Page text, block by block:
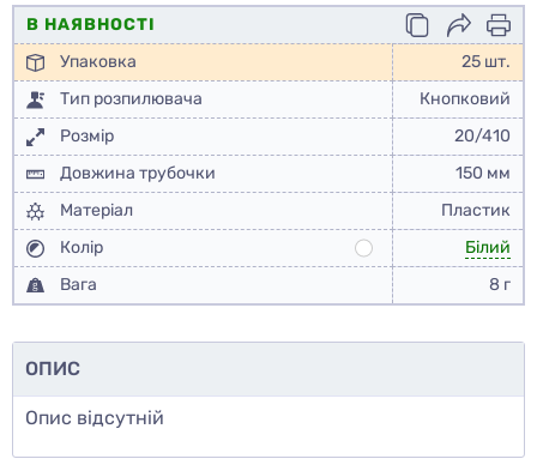
В НАЯВНОСТІ
Упаковка
25 шт.
Тип розпилювача
Кнопковий
Розмір
20/410
Довжина трубочки
150 мм
Матеріал
Пластик
Колір
Білий
Вага
8 г
ОПИС
Опис відсутній